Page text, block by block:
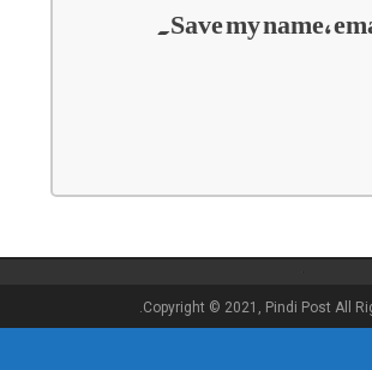
Save my name,
Copyright © 2021, Pindi Post All